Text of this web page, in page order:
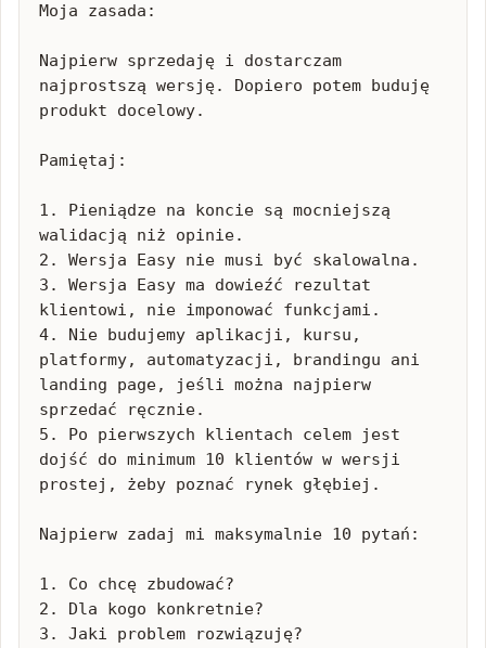
Moja zasada:
Najpierw sprzedaję i dostarczam
najprostszą wersję. Dopiero potem buduję
produkt docelowy.
Pamiętaj:
1. Pieniądze na koncie są mocniejszą
walidacją niż opinie.
2. Wersja Easy nie musi być skalowalna.
3. Wersja Easy ma dowieźć rezultat
klientowi, nie imponować funkcjami.
4. Nie budujemy aplikacji, kursu,
platformy, automatyzacji, brandingu ani
landing page, jeśli można najpierw
sprzedać ręcznie.
5. Po pierwszych klientach celem jest
dojść do minimum 10 klientów w wersji
prostej, żeby poznać rynek głębiej.
Najpierw zadaj mi maksymalnie 10 pytań:
1. Co chcę zbudować?
2. Dla kogo konkretnie?
3. Jaki problem rozwiązuję?